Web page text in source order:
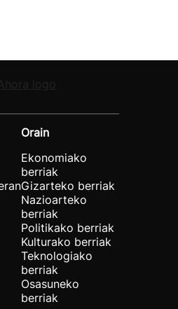
Orain
Ekonomiako
berriak
Gizarteko berriak
Nazioarteko
berriak
Politikako berriak
Kulturako berriak
Teknologiako
berriak
Osasuneko
berriak